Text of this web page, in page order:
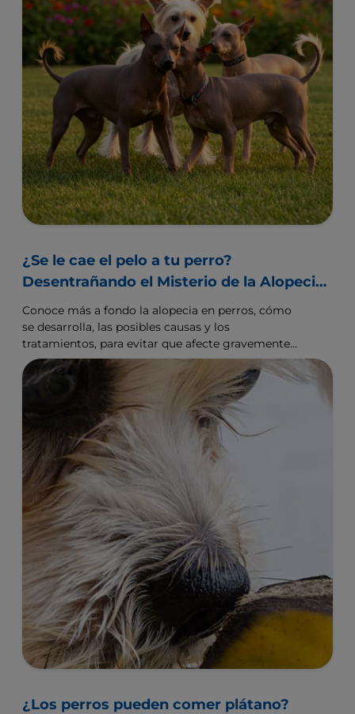
¿Se le cae el pelo a tu perro?
Desentrañando el Misterio de la Alopecia
en Perros
Conoce más a fondo la alopecia en perros, cómo
se desarrolla, las posibles causas y los
tratamientos, para evitar que afecte gravemente
la salud de tu mascota.
¿Los perros pueden comer plátano?